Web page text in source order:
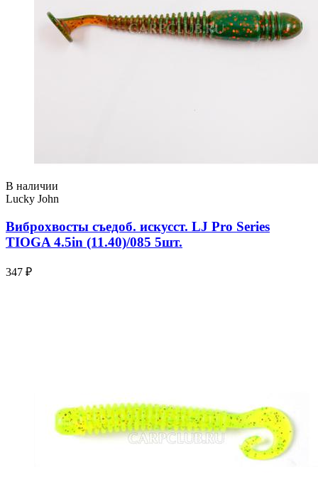
В наличии
Lucky John
Виброхвосты съедоб. искусст. LJ Pro Series
TIOGA 4.5in (11.40)/085 5шт.
347 ₽